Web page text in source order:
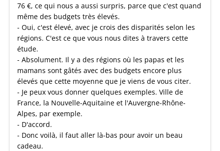
76 €, ce qui nous a aussi surpris, parce que c'est quand
même des budgets très élevés.
- Oui, c'est élevé, avec je crois des disparités selon les
régions. C'est ce que vous nous dites à travers cette
étude.
- Absolument. Il y a des régions où les papas et les
mamans sont gâtés avec des budgets encore plus
élevés que cette moyenne que je viens de vous citer.
- Je peux vous donner quelques exemples. Ville de
France, la Nouvelle-Aquitaine et l'Auvergne-Rhône-
Alpes, par exemple.
- D'accord.
- Donc voilà, il faut aller là-bas pour avoir un beau
cadeau.